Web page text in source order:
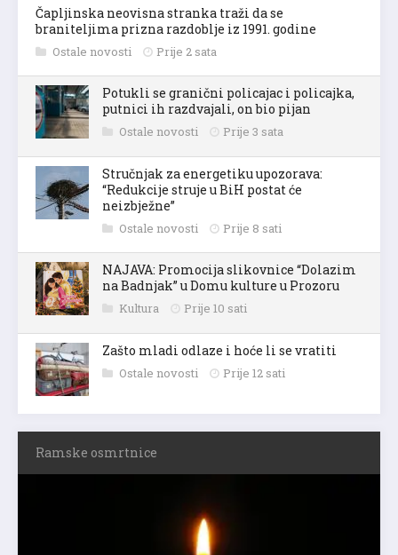
Čapljinska neovisna stranka traži da se
braniteljima prizna razdoblje iz 1991. godine
Ostale novosti Prije 2 sata
Potukli se granični policajac i policajka,
putnici ih razdvajali, on bio pijan
Ostale novosti Prije 3 sata
Stručnjak za energetiku upozorava:
“Redukcije struje u BiH postat će
neizbježne”
Ostale novosti Prije 8 sati
NAJAVA: Promocija slikovnice “Dolazim
na Badnjak” u Domu kulture u Prozoru
Kultura Prije 10 sati
Zašto mladi odlaze i hoće li se vratiti
Ostale novosti Prije 12 sati
Ramske osmrtnice